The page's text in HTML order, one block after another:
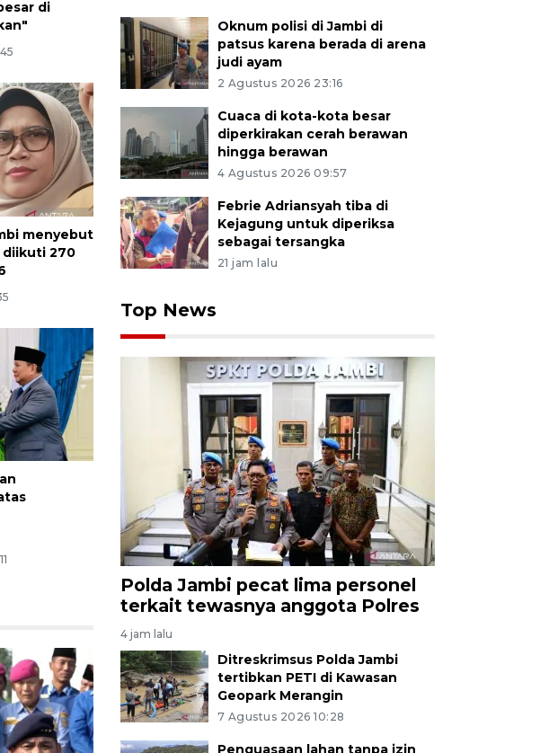
di
menyebut
diikuti 270
Oknum polisi di Jambi di
patsus karena berada di arena
judi ayam
2 Agustus 2026 23:16
Cuaca di kota-kota besar
diperkirakan cerah berawan
hingga berawan
4 Agustus 2026 09:57
Febrie Adriansyah tiba di
Kejagung untuk diperiksa
sebagai tersangka
21 jam lalu
Top News
Polda Jambi pecat lima personel
terkait tewasnya anggota Polres
4 jam lalu
Ditreskrimsus Polda Jambi
tertibkan PETI di Kawasan
Geopark Merangin
7 Agustus 2026 10:28
Penguasaan lahan tanpa izin